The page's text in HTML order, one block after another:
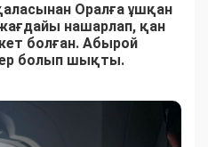
Оралға ұшқан
нашарлап, қан
болған. Абырой
болып шықты.